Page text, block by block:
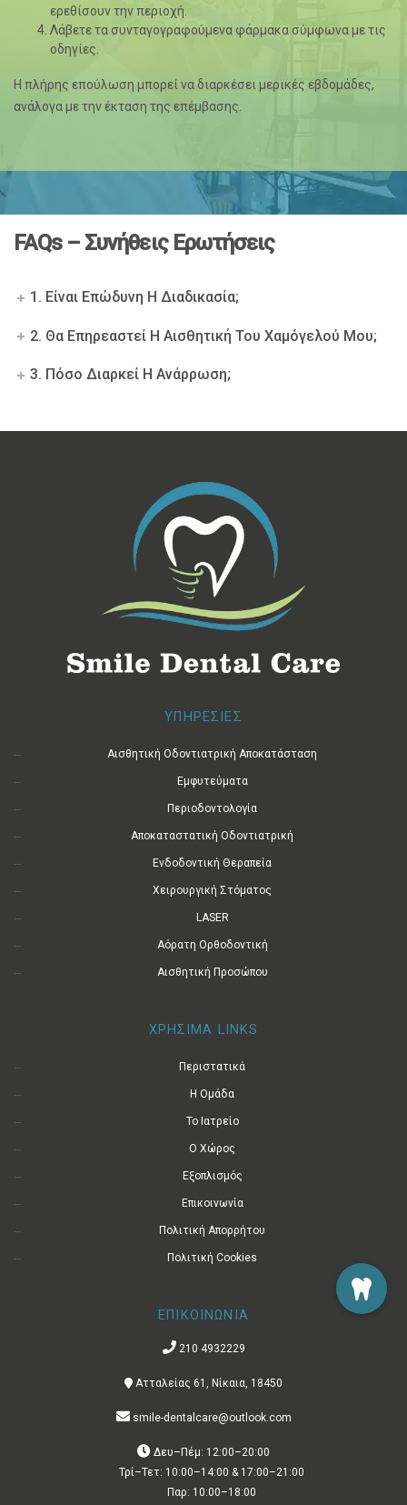
ερεθίσουν την περιοχή.
Λάβετε τα συνταγογραφούμενα φάρμακα σύμφωνα με τις
οδηγίες.
Η πλήρης επούλωση μπορεί να διαρκέσει μερικές εβδομάδες,
ανάλογα με την έκταση της επέμβασης.
FAQs – Συνήθεις Ερωτήσεις
1. Είναι Επώδυνη Η Διαδικασία;
2. Θα Επηρεαστεί Η Αισθητική Του Χαμόγελού Μου;
3. Πόσο Διαρκεί Η Ανάρρωση;
ΥΠΗΡΕΣΙΕΣ
Αισθητική Οδοντιατρική Αποκατάσταση
Εμφυτεύματα
Περιοδοντολογία
Αποκαταστατική Οδοντιατρική
Ενδοδοντική Θεραπεία
Χειρουργική Στόματος
LASER
Αόρατη Ορθοδοντική
Αισθητική Προσώπου
ΧΡΗΣΙΜΑ LINKS
Περιστατικά
Η Ομάδα
Το Ιατρείο
Ο Χώρος
Εξοπλισμός
Επικοινωνία
Πολιτική Απορρήτου
Πολιτική Cookies
ΕΠΙΚΟΙΝΩΝΙΑ
210 4932229
Ατταλείας 61, Νίκαια, 18450
smile-dentalcare@outlook.com
Δευ–Πέμ: 12:00–20:00
Τρί–Τετ: 10:00–14:00 & 17:00–21:00
Παρ: 10:00–18:00